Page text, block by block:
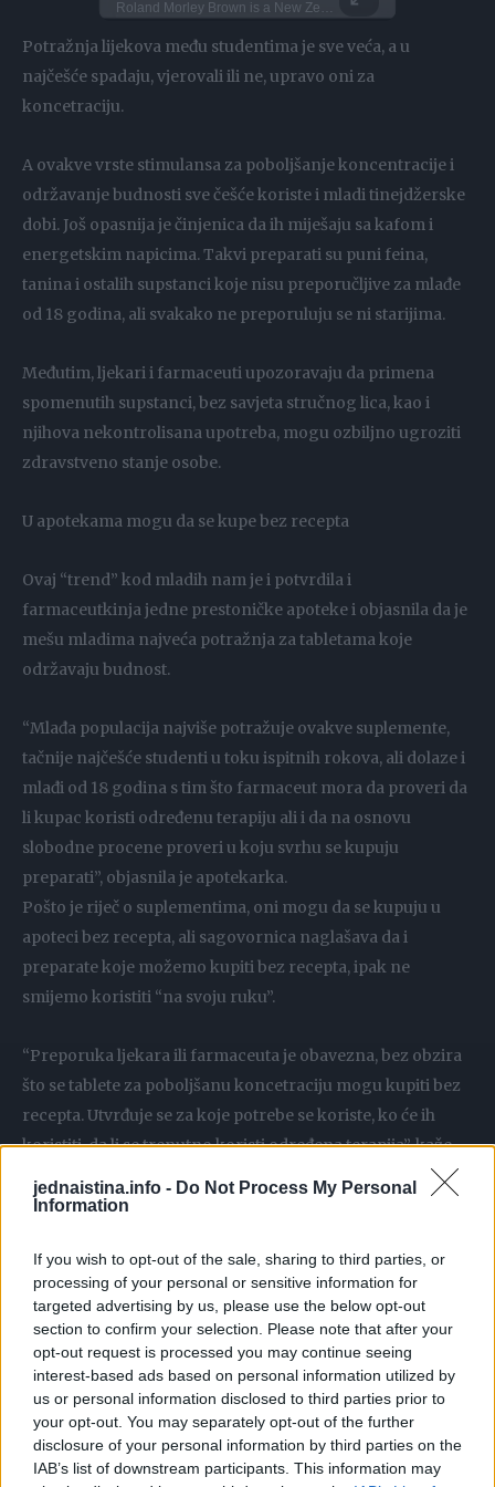
jednaistina.info - Do Not Process My Personal
Information
If you wish to opt-out of the sale, sharing to third parties, or
processing of your personal or sensitive information for
targeted advertising by us, please use the below opt-out
section to confirm your selection. Please note that after your
opt-out request is processed you may continue seeing
interest-based ads based on personal information utilized by
us or personal information disclosed to third parties prior to
your opt-out. You may separately opt-out of the further
disclosure of your personal information by third parties on the
IAB’s list of downstream participants. This information may
Potražnja lijekova među studentima je sve veća, a u
najčešće spadaju, vjerovali ili ne, upravo oni za
koncetraciju.
A ovakve vrste stimulansa za poboljšanje koncentracije i
održavanje budnosti sve češće koriste i mladi tinejdžerske
dobi. Još opasnija je činjenica da ih miješaju sa kafom i
energetskim napicima. Takvi preparati su puni feina,
tanina i ostalih supstanci koje nisu preporučljive za mlađe
od 18 godina, ali svakako ne preporuluju se ni starijima.
Međutim, ljekari i farmaceuti upozoravaju da primena
spomenutih supstanci, bez savjeta stručnog lica, kao i
njihova nekontrolisana upotreba, mogu ozbiljno ugroziti
zdravstveno stanje osobe.
U apotekama mogu da se kupe bez recepta
Ovaj “trend” kod mladih nam je i potvrdila i
farmaceutkinja jedne prestoničke apoteke i objasnila da je
mešu mladima najveća potražnja za tabletama koje
održavaju budnost.
“Mlađa populacija najviše potražuje ovakve suplemente,
tačnije najčešće studenti u toku ispitnih rokova, ali dolaze i
mlađi od 18 godina s tim što farmaceut mora da proveri da
li kupac koristi određenu terapiju ali i da na osnovu
slobodne procene proveri u koju svrhu se kupuju
preparati”, objasnila je apotekarka.
Pošto je riječ o suplementima, oni mogu da se kupuju u
apoteci bez recepta, ali sagovornica naglašava da i
preparate koje možemo kupiti bez recepta, ipak ne
smijemo koristiti “na svoju ruku”.
“Preporuka ljekara ili farmaceuta je obavezna, bez obzira
što se tablete za poboljšanu koncetraciju mogu kupiti bez
recepta. Utvrđuje se za koje potrebe se koriste, ko će ih
koristiti, da li se trenutno koristi određena terapija”, kaže
budnost?
Na tržištu postoji veliki broj tableta za poboljšanje
koncentracije i sam odabir pravog preparata može biti
pravi izazov. Od davnina je poznato da neke biljke ili
njihovi ekstrakti mogu da utiču na poboljšanje
koncentracije i rad mozga.